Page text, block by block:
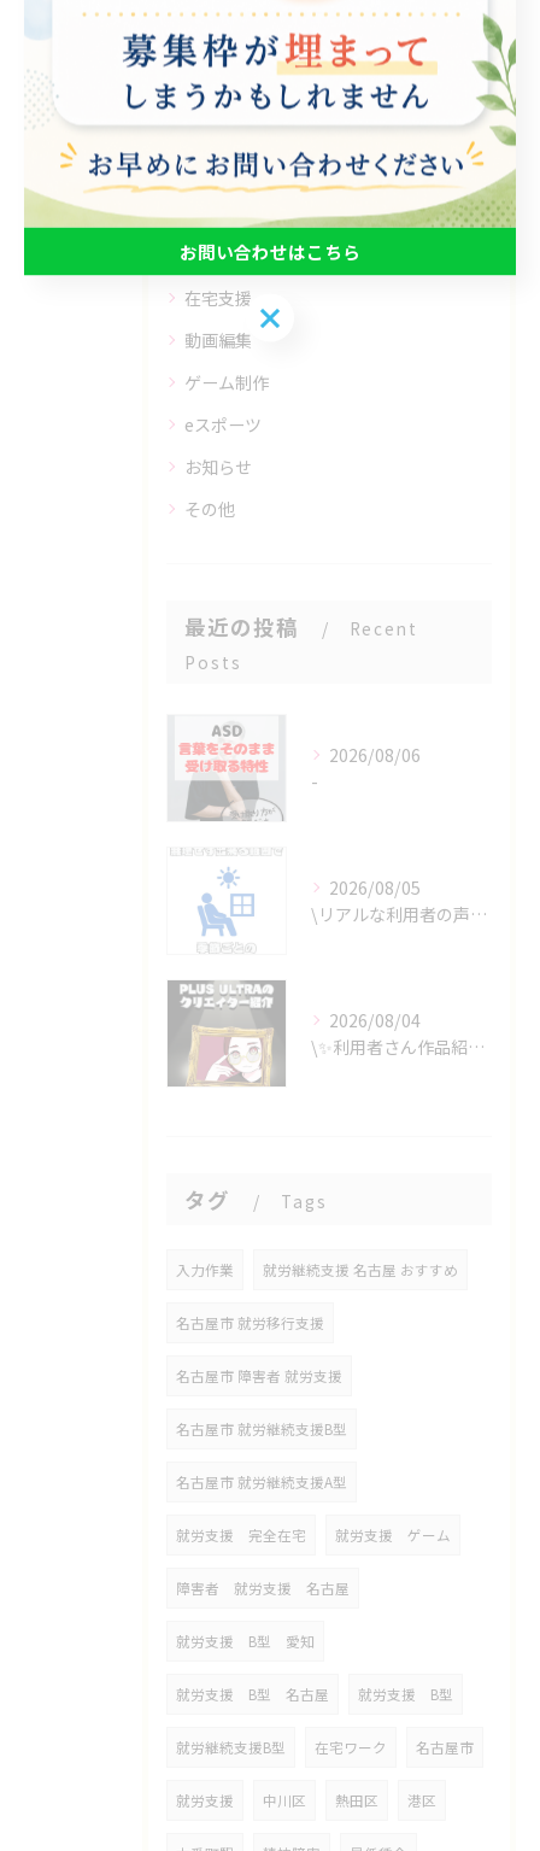
#就労継続支援B型
カテゴリー Categories
全てのカテゴリー
パソコン
在宅支援
動画編集
ゲーム制作
eスポーツ
お知らせ
その他
最近の投稿
Recent
Posts
2026/08/06
-
2026/08/05
\リアルな利用者の声📣/
2026/08/04
\✨利用者さん作品紹介✨/
タグ Tags
入力作業 就労継続支援 名古屋 おすすめ
名古屋市 就労移行支援
名古屋市 障害者 就労支援
名古屋市 就労継続支援B型
名古屋市 就労継続支援A型
就労支援 完全在宅 就労支援 ゲーム
障害者 就労支援 名古屋
就労支援 B型 愛知
就労支援 B型 名古屋 就労支援 B型
就労継続支援B型 在宅ワーク 名古屋市
就労支援 中川区 熱田区 港区
お問い合わせはこちら
お問い合わせはこちら